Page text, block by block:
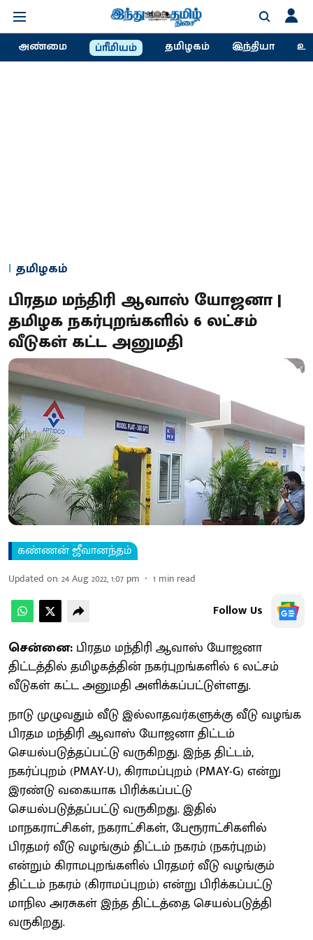
அண்மை ப்ரீமியம் தமிழகம் இந்தியா
தமிழகம்
பிரதம மந்திரி ஆவாஸ் யோஜனா |
தமிழக நகர்புறங்களில் 6 லட்சம்
வீடுகள் கட்ட அனுமதி
கண்ணன் ஜீவானந்தம்
Updated on:24 Aug 2022, 1:07 pm 1 min read
Follow Us
சென்னை: பிரதம மந்திரி ஆவாஸ் யோஜனா
திட்டத்தில் தமிழகத்தின் நகர்புறங்களில் 6 லட்சம்
வீடுகள் கட்ட அனுமதி அளிக்கப்பட்டுள்ளது.
நாடு முழுவதும் வீடு இல்லாதவர்களுக்கு வீடு வழங்க
பிரதம மந்திரி ஆவாஸ் யோஜனா திட்டம்
செயல்படுத்தப்பட்டு வருகிறது. இந்த திட்டம்,
நகர்ப்புறம் (PMAY-U), கிராமப்புறம் (PMAY-G) என்று
இரண்டு வகையாக பிரிக்கப்பட்டு
செயல்படுத்தப்பட்டு வருகிறது. இதில்
மாநகராட்சிகள், நகராட்சிகள், பேரூராட்சிகளில்
பிரதமர் வீடு வழங்கும் திட்டம் நகரம் (நகர்புறம்)
என்றும் கிராமபுறங்களில் பிரதமர் வீடு வழங்கும்
திட்டம் நகரம் (கிராமப்புறம்) என்று பிரிக்கப்பட்டு
மாநில அரசுகள் இந்த திட்டத்தை செயல்படுத்தி
வருகிறது.